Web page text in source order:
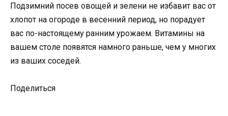
Подзимний посев овощей и зелени не избавит вас от
хлопот на огороде в весенний период, но порадует
вас по-настоящему ранним урожаем. Витамины на
вашем столе появятся намного раньше, чем у многих
из ваших соседей.
Поделиться